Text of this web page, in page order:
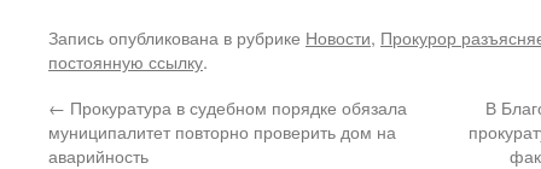
Запись опубликована в рубрике Новости, Прокурор
постоянную ссылку.
← Прокуратура в судебном порядке обязала
муниципалитет повторно проверить дом на
аварийность
В